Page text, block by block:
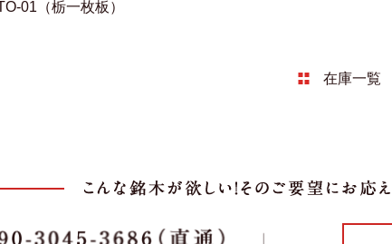
01（栃一枚板）
在庫一覧